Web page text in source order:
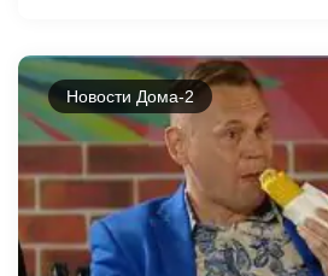
Новости Дома-2